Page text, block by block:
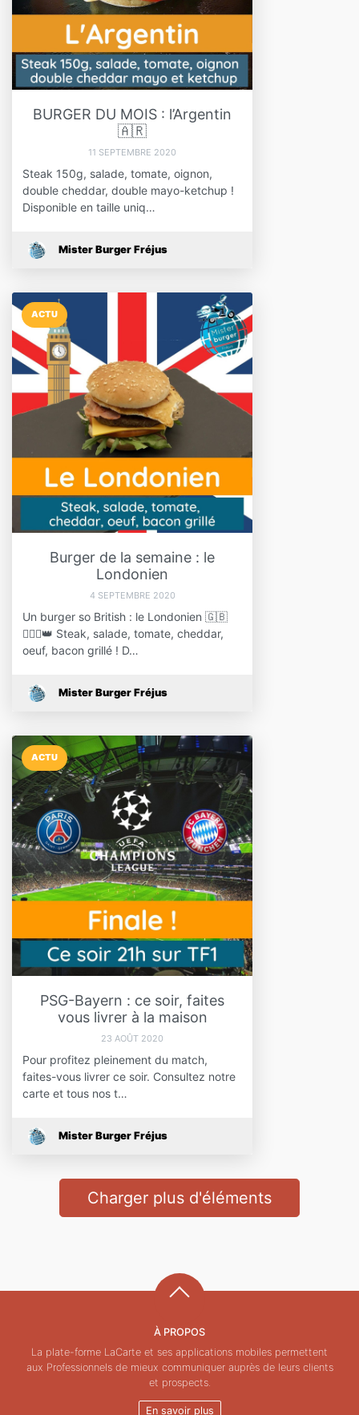
BURGER DU MOIS : l’Argentin
🇦🇷
11 SEPTEMBRE 2020
Steak 150g, salade, tomate, oignon,
double cheddar, double mayo-ketchup !
Disponible en taille uniq…
Mister Burger Fréjus
ACTU
Burger de la semaine : le
Londonien
4 SEPTEMBRE 2020
Un burger so British : le Londonien 🇬🇧
💂🏻‍♀️👑 Steak, salade, tomate, cheddar,
oeuf, bacon grillé ! D…
Mister Burger Fréjus
ACTU
PSG-Bayern : ce soir, faites
vous livrer à la maison
23 AOÛT 2020
Pour profitez pleinement du match,
faites-vous livrer ce soir. Consultez notre
carte et tous nos t…
Mister Burger Fréjus
Charger plus d'éléments
À PROPOS
La plate-forme LaCarte et ses applications mobiles permettent
aux Professionnels de mieux communiquer auprès de leurs clients
et prospects.
En savoir plus